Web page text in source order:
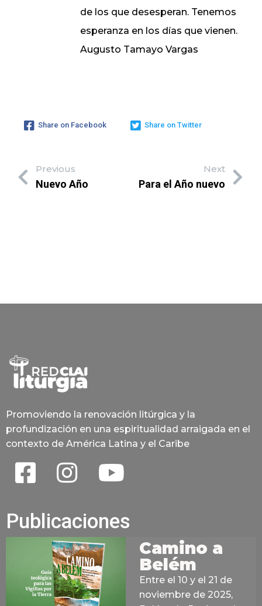
de los que desesperan. Tenemos
esperanza en los días que vienen.
Augusto Tamayo Vargas
Share on Facebook Share on Twitter
Previous
Nuevo Año
Next
Para el Año nuevo
Promoviendo la renovación litúrgica y la
profundización en una espiritualidad arraigada en el
contexto de América Latina y el Caribe
Publicaciones
Camino a
Belém
Entre el 10 y el 21 de
noviembre de 2025,